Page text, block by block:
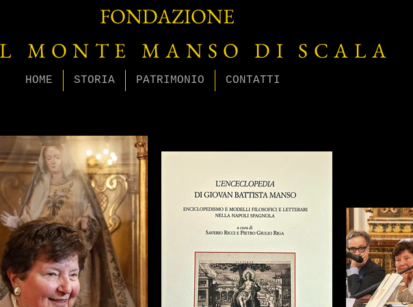
FONDAZIONE
MONTE MANSO DI SCALA
HOME STORIA PATRIMONIO CONTATTI